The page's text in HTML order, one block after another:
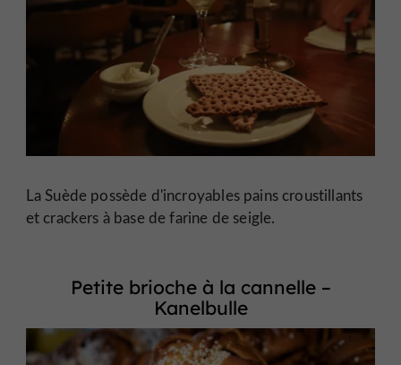
La Suède possède d'incroyables pains croustillants
et crackers à base de farine de seigle.
Petite brioche à la cannelle –
Kanelbulle